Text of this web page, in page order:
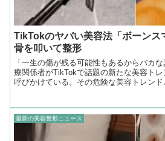
TikTokのヤバい美容法「ボーンス
骨を叩いて整形
「一生の傷が残る可能性もあるからバカ
療関係者がTikTokで話題の新たな美容ト
呼びかけている。その危険な美容トレン
最新の美容整形ニュース